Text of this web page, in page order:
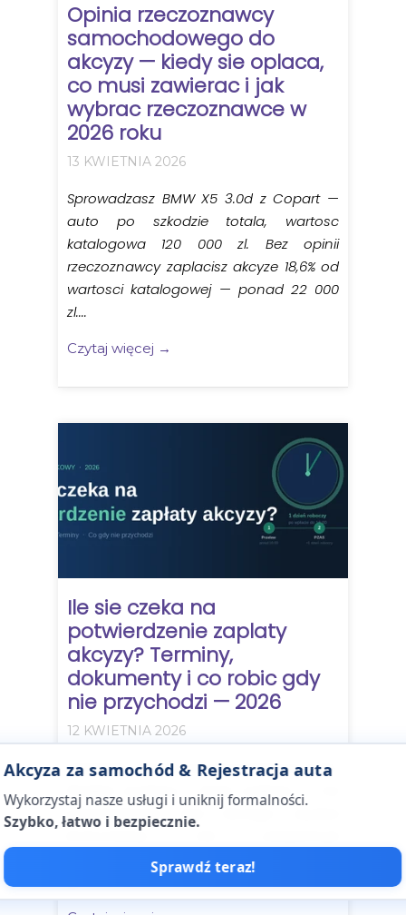
Akcyza za samochód & Rejestracja auta
Wykorzystaj nasze usługi i uniknij formalności.
Szybko, łatwo i bezpiecznie.
Sprawdź teraz!
Opinia rzeczoznawcy
samochodowego do
akcyzy — kiedy sie oplaca,
co musi zawierac i jak
wybrac rzeczoznawce w
2026 roku
13 KWIETNIA 2026
Sprowadzasz BMW X5 3.0d z Copart —
auto po szkodzie totala, wartosc
katalogowa 120 000 zl. Bez opinii
rzeczoznawcy zaplacisz akcyze 18,6% od
wartosci katalogowej — ponad 22 000
zl....
Czytaj więcej →
Ile sie czeka na
potwierdzenie zaplaty
akcyzy? Terminy,
dokumenty i co robic gdy
nie przychodzi — 2026
12 KWIETNIA 2026
Oplaciles akcyze za sprowadzone auto.
Przelew wysłany. I teraz czekasz — na
potwierdzenie, bez ktorego wydzia
komunikacji nie zarejestruje
samochodu. Ile czasu to zajmie? Skad
go pobrac? Co robic, jesli...